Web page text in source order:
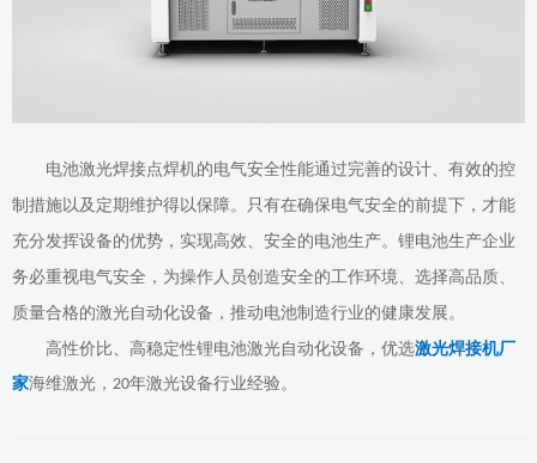
电池激光焊接点焊机的电气安全性能通过完善的设计、有效的控
制措施以及定期维护得以保障。只有在确保电气安全的前提下，才能
充分发挥设备的优势，实现高效、安全的电池生产。 锂电池生产企业
务必重视电气安全，为操作人员创造安全的工作环境、选择高品质、
质量合格的激光自动化设备 ，推动电池制造行业的健康发展。
高性价比、高稳定性锂电池激光自动化设备，优选激光焊接机厂
家海维激光， 20年激光设备行业经验。